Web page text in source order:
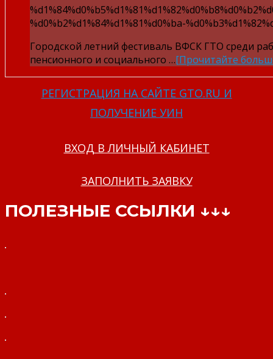
%d0%b2%d1%84%d1%81%d0%ba-
Городской летний фестиваль ВФСК ГТО среди
пенсионного и социального …[Прочитайте
РЕГИСТРАЦИЯ НА САЙТЕ GTO.RU И
ПОЛУЧЕНИЕ УИН
ВХОД В ЛИЧНЫЙ КАБИНЕТ
ЗАПОЛНИТЬ ЗАЯВКУ
ПОЛЕЗНЫЕ ССЫЛКИ ↓↓↓